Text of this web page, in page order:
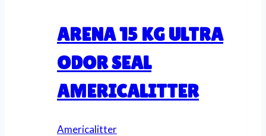
ARENA 15 KG ULTRA
ODOR SEAL
AMERICALITTER
Americalitter